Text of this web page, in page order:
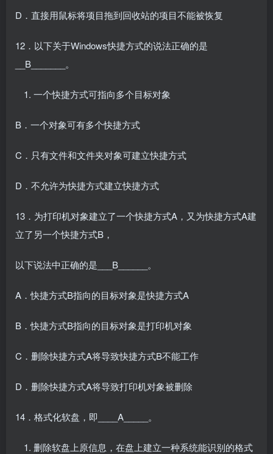
D．直接用鼠标将项目拖到回收站的项目不能被恢复
12．以下关于Windows快捷方式的说法正确的是
__B_______。
一个快捷方式可指向多个目标对象
B．一个对象可有多个快捷方式
C．只有文件和文件夹对象可建立快捷方式
D．不允许为快捷方式建立快捷方式
13．为打印机对象建立了一个快捷方式A，又为快捷方式A建
立了另一个快捷方式B，
以下说法中正确的是___B______。
A．快捷方式B指向的目标对象是快捷方式A
B．快捷方式B指向的目标对象是打印机对象
C．删除快捷方式A将导致快捷方式B不能工作
D．删除快捷方式A将导致打印机对象被删除
14．格式化软盘，即____A_____。
删除软盘上原信息，在盘上建立一种系统能识别的格式